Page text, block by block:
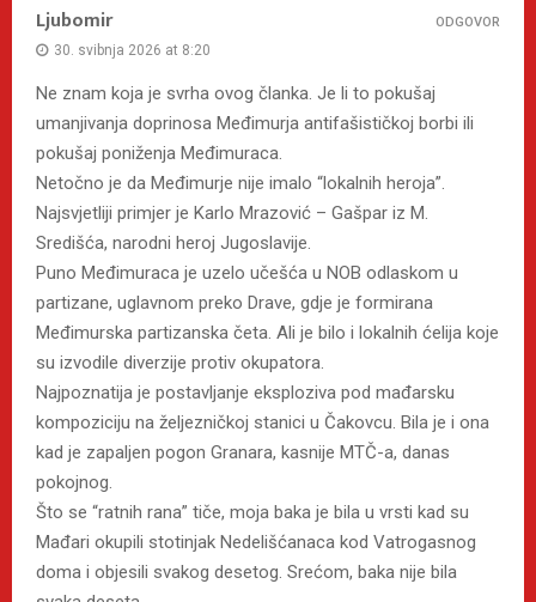
Ljubomir
30. svibnja 2026 at 8:20
Ne znam koja je svrha ovog članka. Je li to pokušaj
umanjivanja doprinosa Međimurja antifašističkoj borbi ili
pokušaj poniženja Međimuraca.
Netočno je da Međimurje nije imalo “lokalnih heroja”.
Najsvjetliji primjer je Karlo Mrazović – Gašpar iz M.
Središća, narodni heroj Jugoslavije.
Puno Međimuraca je uzelo učešća u NOB odlaskom u
partizane, uglavnom preko Drave, gdje je formirana
Međimurska partizanska četa. Ali je bilo i lokalnih ćelija koje
su izvodile diverzije protiv okupatora.
Najpoznatija je postavljanje eksploziva pod mađarsku
kompoziciju na željezničkoj stanici u Čakovcu. Bila je i ona
kad je zapaljen pogon Granara, kasnije MTČ-a, danas
pokojnog.
Što se “ratnih rana” tiče, moja baka je bila u vrsti kad su
Mađari okupili stotinjak Nedelišćanaca kod Vatrogasnog
doma i objesili svakog desetog. Srećom, baka nije bila
ODGOVOR